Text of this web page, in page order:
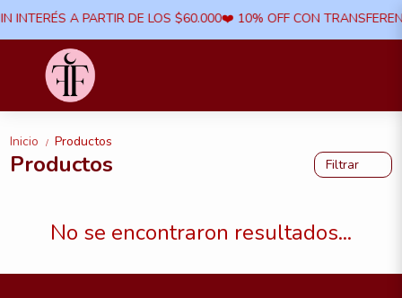
INTERÉS A PARTIR DE LOS $60.000​❤️ 10% OFF CON
Inicio / Productos
Productos Filtrar
No se encontraron resultados...